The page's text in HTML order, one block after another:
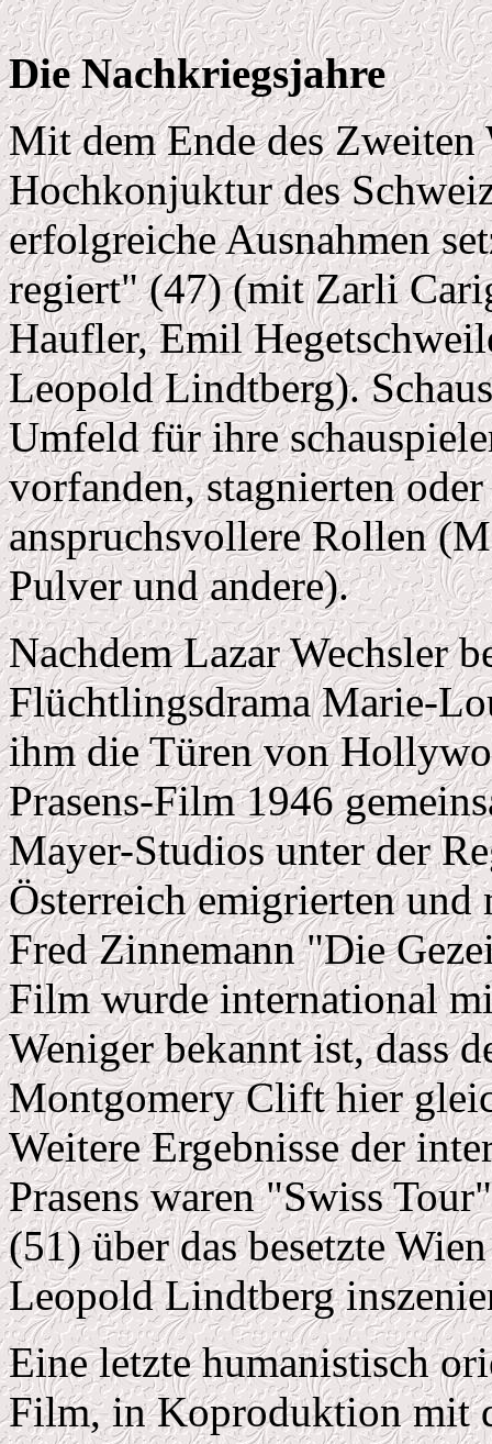
Die Nachkriegsjahre
Mit dem Ende des Zweiten
Hochkonjuktur des
erfolgreiche Ausnahmen
regiert" (47) (mit Zarli
Haufler, Emil
Leopold Lindtberg).
Umfeld für ihre
vorfanden, stagnierten
anspruchsvollere Rollen
Pulver und andere).
Nachdem Lazar Wechsler
Flüchtlingsdrama Marie-
ihm die Türen von
Prasens-Film 1946
Mayer-Studios unter der
Österreich emigrierten
Fred Zinnemann "Die
Film wurde international
Weniger bekannt ist, dass
Montgomery Clift hier
Weitere Ergebnisse der
Prasens waren "Swiss
(51) über das besetzte
Leopold Lindtberg
Eine letzte humanistisch
Film, in Koproduktion mit